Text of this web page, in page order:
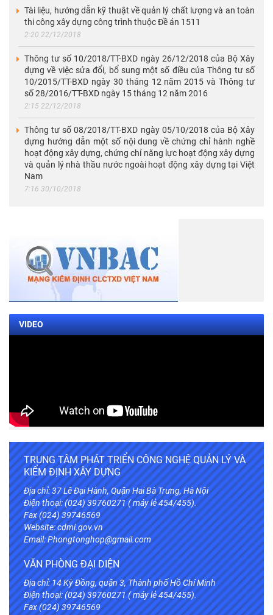
Tài liệu, hướng dẫn kỹ thuật về quản lý chất lượng và an toàn
thi công xây dựng công trình thuộc Đề án 1511
2:20 22/12/2018
Thông tư số 10/2018/TT-BXD ngày 26/12/2018 của Bộ Xây
dựng về việc sửa đổi, bổ sung một số điều của Thông tư số
10/2015/TT-BXD ngày 30 tháng 12 năm 2015 và Thông tư
số 28/2016/TT-BXD ngày 15 tháng 12 năm 2016
2:15 22/12/2018
Thông tư số 08/2018/TT-BXD ngày 05/10/2018 của Bộ Xây
dựng hướng dẫn một số nội dung về chứng chỉ hành nghề
hoạt động xây dựng, chứng chỉ năng lực hoạt động xây dựng
và quản lý nhà thầu nước ngoài hoạt động xây dựng tại Việt
Nam
7:16 30/10/2018
VIDEO
TRUNG TÂM PHÁT TRIỂN CÔNG NGHỆ QUẢN LÝ VÀ
KIỂM ĐỊNH XÂY DỰNG
Địa chỉ: 37 Lê Đại Hành, Quận Hai Bà Trưng, Hà Nội
Điện thoại: (024) 39760271 ( máy lẻ 454/455).
Fax (024) 39746569
Website:cdmi.gov.vn
Email: Phongtonghop@gmail.com
VĂN PHÒNG ĐẠI DIỆN
Địa chỉ: 14 Kỳ Đồng, quận 3, Thành phố Hồ Chí Minh
Điện thoại: (024) 39760271 ( máy lẻ 454/455).
Fax (024) 39746569